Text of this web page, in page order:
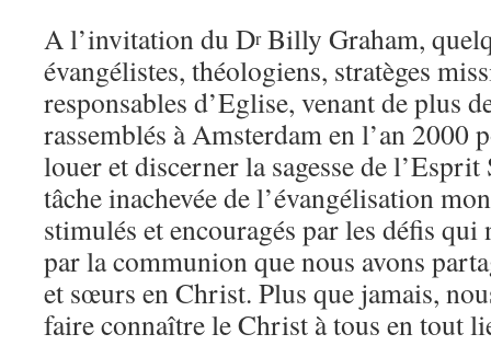
A l’invitation du DrBilly Graham,
évangélistes, théologiens, stratèges
responsables d’Eglise, venant de plus
rassemblés à Amsterdam en l’an 2000
louer et discerner la sagesse de
tâche inachevée de l’évangélisation
stimulés et encouragés par les défis qui
par la communion que nous avons
et sœurs en Christ. Plus que jamais,
faire connaître le Christ à tous en tout